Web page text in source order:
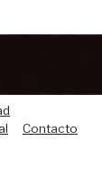
Contacto